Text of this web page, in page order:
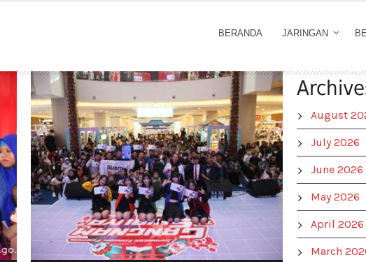
BERANDA JARINGAN
August
July 2026
June 2026
May 2026
April 2026
March